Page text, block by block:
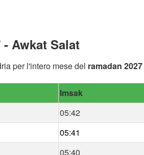
Awkat Salat
per l'intero mese del ramadan 2027
Imsak
05:42
05:41
05:40